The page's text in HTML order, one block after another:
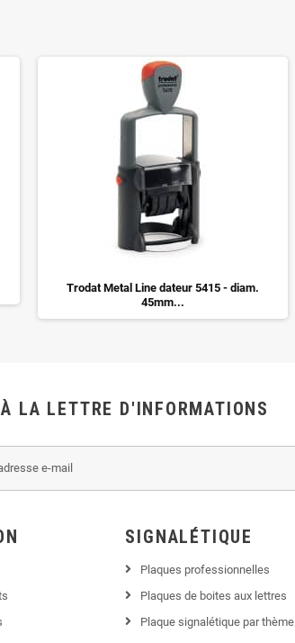
Trodat Metal Line dateur 5415 - diam.
45mm...
LA LETTRE D'INFORMATIONS
SIGNALÉTIQUE
Plaques professionnelles
Plaques de boites aux lettres
Plaque signalétique par thème